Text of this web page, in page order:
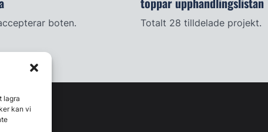
lagra
kan vi
boten. Totalt 28 tilldelade projekt.